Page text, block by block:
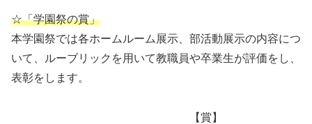
☆「学園祭の賞」
本学園祭では各ホームルーム展示、部活動展示の内容につ
いて、ルーブリックを用いて教職員や卒業生が評価をし、
表彰をします。
【賞】